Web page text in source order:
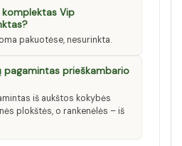
Vip
pakuotėse, nesurinkta.
pagamintas prieškambario
iš aukštos kokybės
plokštės, o rankenėlės – iš